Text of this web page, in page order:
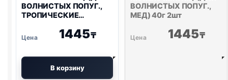
ВОЛНИСТЫХ ПОПУГ.,
ТРОПИЧЕСКИЕ
1445₸
В корзину
ВОЛНИСТЫХ ПОПУГ.,
МЕД) 40г 2шт
1445₸